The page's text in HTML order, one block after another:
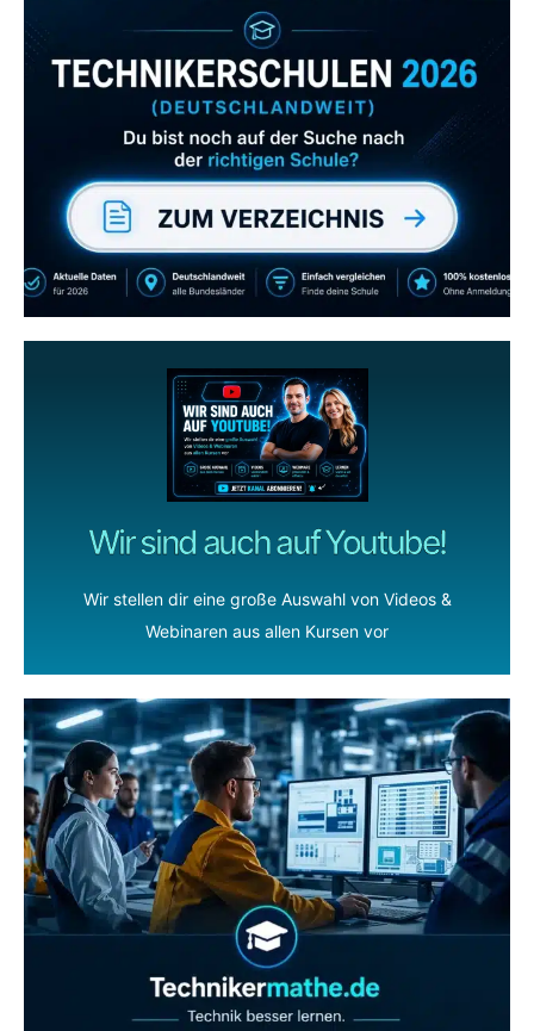
Zum Verzeichnis
Wir sind auch auf Youtube!
Wir stellen dir eine große Auswahl von Videos &
Webinaren aus allen Kursen vor
Abonniere uns auch
gerne
wenn dir unsere Videos gefallen!
ZUM YOUTUBE KANAL